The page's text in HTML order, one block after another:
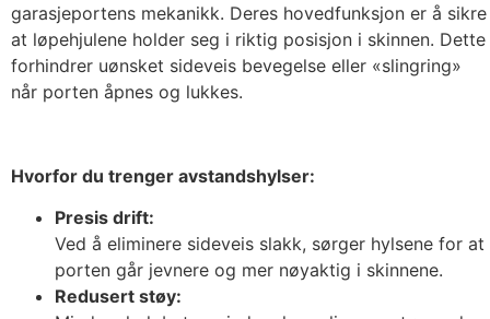
garasjeportens mekanikk. Deres hovedfunksjon er å sikre
at løpehjulene holder seg i riktig posisjon i skinnen. Dette
forhindrer uønsket sideveis bevegelse eller «slingring»
når porten åpnes og lukkes.
Hvorfor du trenger avstandshylser:
Presis drift:
Ved å eliminere sideveis slakk, sørger hylsene for at
porten går jevnere og mer nøyaktig i skinnene.
Redusert støy: